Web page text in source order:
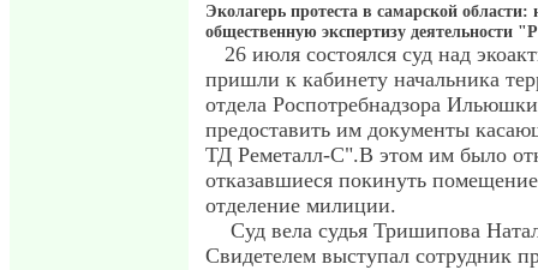
Эколагерь протеста в самарской области:
общественную экспертизу деятельности
26 июля состоялся суд над
пришли к кабинету начальника
отдела Роспотребнадзора
предоставить им документы
ТД Реметалл-С".В этом им было
отказавшиеся покинуть
отделение милиции.
Суд вела судья Тришипова
Свидетелем выступал сотрудник